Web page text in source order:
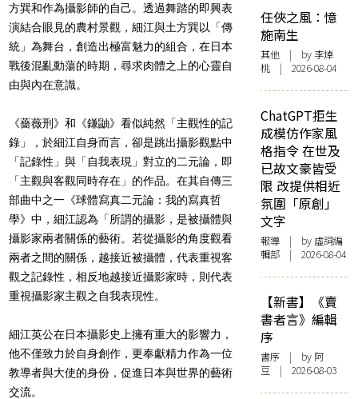
方巽和作為攝影師的自己。透過舞踏的即興表
演結合眼見的農村景觀，細江與土方巽以「傳
統」為舞台，創造出極富魅力的組合，在日本
戰後混亂動蕩的時期，尋求肉體之上的心靈自
由與內在意識。
《薔薇刑》和《鎌鼬》看似純然「主觀性的記
錄」，於細江自身而言，卻是跳出攝影觀點中
「記錄性」與「自我表現」對立的二元論，即
「主觀與客觀同時存在」的作品。在其自傳三
部曲中之一《球體寫真二元論：我的寫真哲
學》中，細江認為「所謂的攝影，是被攝體與
攝影家兩者關係的藝術。若從攝影的角度觀看
兩者之間的關係，越接近被攝體，代表重視客
觀之記錄性，相反地越接近攝影家時，則代表
重視攝影家主觀之自我表現性。
細江英公在日本攝影史上擁有重大的影響力，
他不僅致力於自身創作，更奉獻精力作為一位
教導者與大使的身份，促進日本與世界的藝術
交流。
任俠之風：憶
施南生
其他 | by 李焯
桃 | 2026-08-04
ChatGPT拒生
成模仿作家風
格指令 在世及
已故文豪皆受
限 改提供相近
氛圍「原創」
文字
報導 | by 虛詞編
輯部 | 2026-08-04
【新書】《賣
書者言》編輯
序
書序 | by 阿
豆 | 2026-08-03